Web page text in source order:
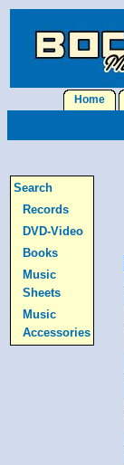
Home
Search
Records
DVD-Video
Books
Music
Sheets
Music
Accessories